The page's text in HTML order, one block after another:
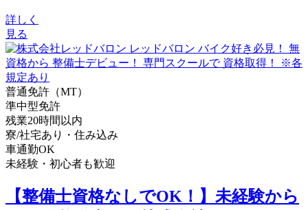
詳しく
見る
普通免許（MT）
準中型免許
残業20時間以内
寮/社宅あり・住み込み
車通勤OK
未経験・初心者も歓迎
【整備士資格なしでOK！】未経験から